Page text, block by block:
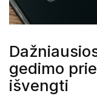
gedimo
išvengti